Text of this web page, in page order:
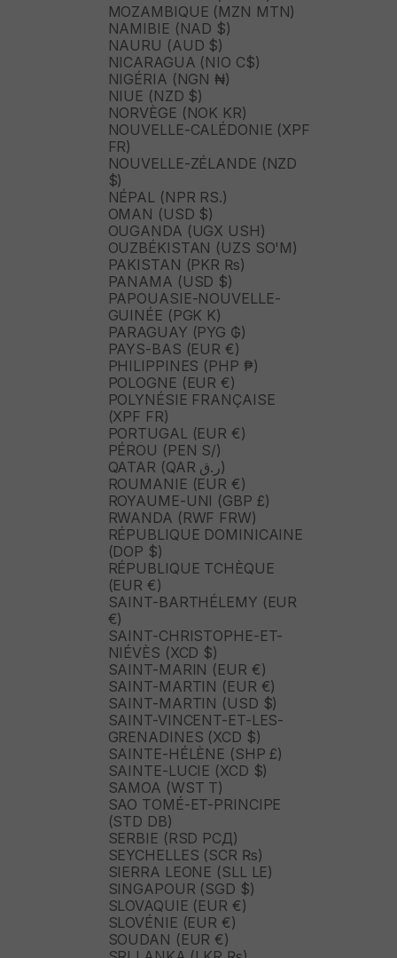
MOZAMBIQUE (MZN MTN)
NAMIBIE (NAD $)
NAURU (AUD $)
NICARAGUA (NIO C$)
NIGÉRIA (NGN ₦)
NIUE (NZD $)
NORVÈGE (NOK KR)
NOUVELLE-CALÉDONIE (XPF
FR)
NOUVELLE-ZÉLANDE (NZD
$)
NÉPAL (NPR RS.)
OMAN (USD $)
OUGANDA (UGX USH)
OUZBÉKISTAN (UZS SO'M)
PAKISTAN (PKR ₨)
PANAMA (USD $)
PAPOUASIE-NOUVELLE-
GUINÉE (PGK K)
PARAGUAY (PYG ₲)
PAYS-BAS (EUR €)
PHILIPPINES (PHP ₱)
POLOGNE (EUR €)
POLYNÉSIE FRANÇAISE
(XPF FR)
PORTUGAL (EUR €)
PÉROU (PEN S/)
QATAR (QAR ر.ق)
ROUMANIE (EUR €)
ROYAUME-UNI (GBP £)
RWANDA (RWF FRW)
RÉPUBLIQUE DOMINICAINE
(DOP $)
RÉPUBLIQUE TCHÈQUE
(EUR €)
SAINT-BARTHÉLEMY (EUR
€)
SAINT-CHRISTOPHE-ET-
NIÉVÈS (XCD $)
SAINT-MARIN (EUR €)
SAINT-MARTIN (EUR €)
SAINT-MARTIN (USD $)
SAINT-VINCENT-ET-LES-
GRENADINES (XCD $)
SAINTE-HÉLÈNE (SHP £)
SAINTE-LUCIE (XCD $)
SAMOA (WST T)
SAO TOMÉ-ET-PRINCIPE
(STD DB)
SERBIE (RSD РСД)
SEYCHELLES (SCR ₨)
SIERRA LEONE (SLL LE)
SINGAPOUR (SGD $)
SLOVAQUIE (EUR €)
SLOVÉNIE (EUR €)
SOUDAN (EUR €)